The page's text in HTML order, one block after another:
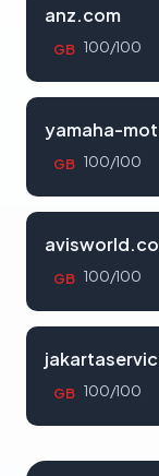
anz.com
GB 100/100
yamaha-
GB 100/100
GB 100/100
GB 100/100